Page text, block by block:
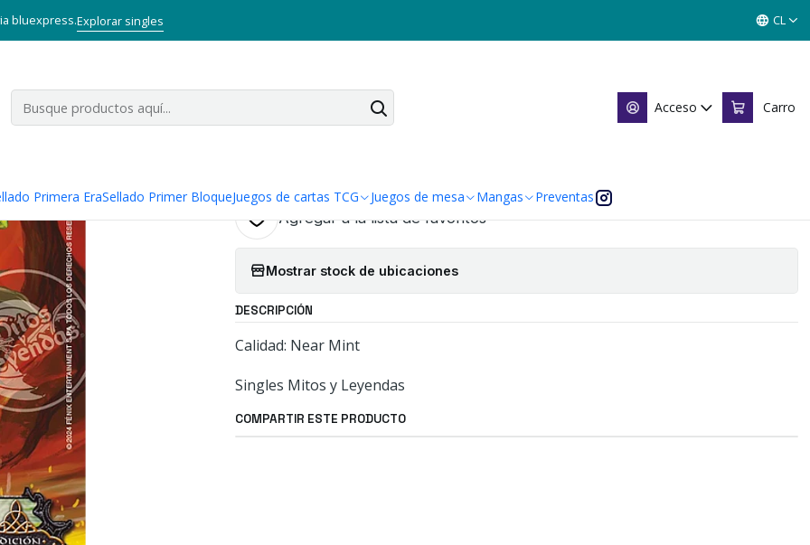
Acceso Carro
Primera EraSellado Primer BloqueJuegos de cartas TCG Juegos de mesa Mangas Preventas
bluexpress.Explorar singles CL
TCG Singles Primer Bloque MYL
KOBOLD ANIVERSARIO - SINGLES MITOS Y
LEYENDAS
Agregar a la lista de favoritos
Mostrar stock de ubicaciones
DESCRIPCIÓN
Calidad: Near Mint
Singles Mitos y Leyendas
COMPARTIR ESTE PRODUCTO